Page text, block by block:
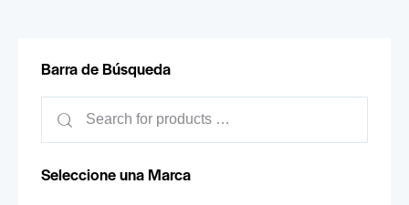
Barra de Búsqueda
Seleccione una Marca